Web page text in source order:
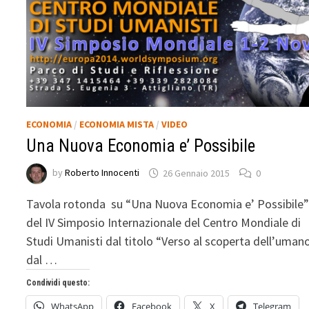
ECONOMIA / ECONOMIA MISTA /VIDEO
Una Nuova Economia e’ Possibile
byRoberto Innocenti 26 Gennaio 2015 0
Tavola rotonda su “Una Nuova Economia e’ Possibile”
del IV Simposio Internazionale del Centro Mondiale di
Studi Umanisti dal titolo “Verso al scoperta
dal …
Condividi questo:
WhatsApp Facebook X Telegram